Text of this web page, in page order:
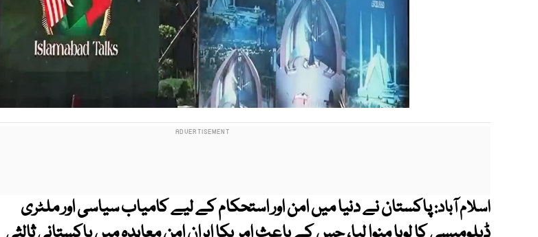
اسلام آباد:پاکستان نے دنیا میں امن اور استحکام کے لیے کامیاب سیاسی اور ملٹری